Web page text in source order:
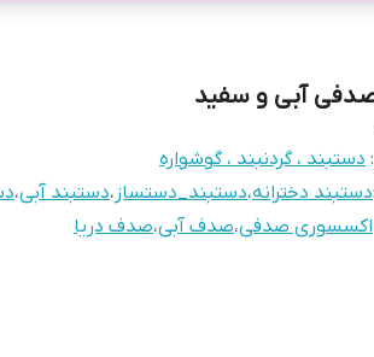
آبی و سفید
: دستبند ، گردنبند ، گوشواره
دستبند دخترانه،دستبند_دستساز ،دستبند آبی،
اکسسوری صدفی،صدف آبی،صدف دریا